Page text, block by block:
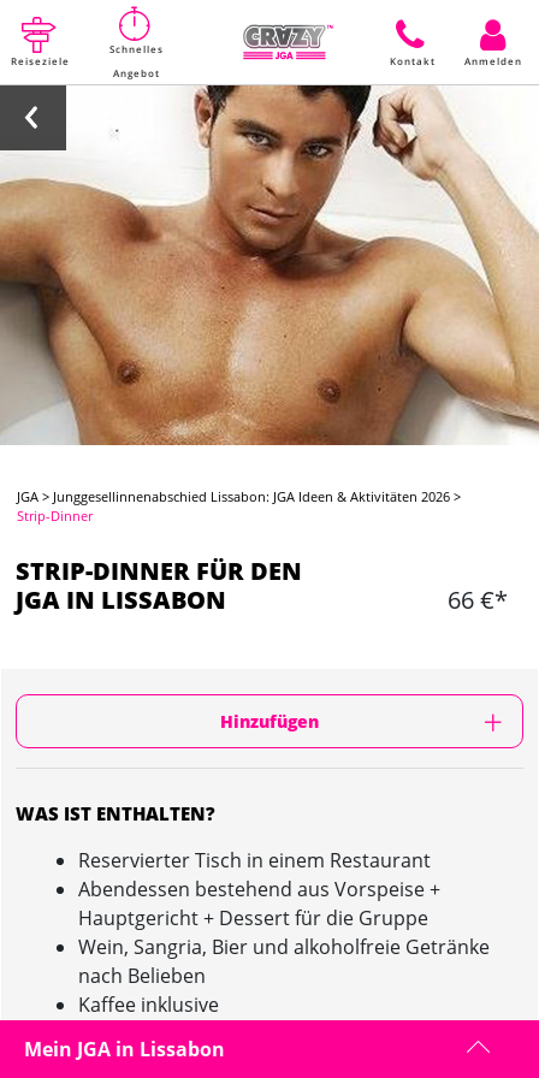
Reiseziele
Schnelles
Angebot
Kontakt Anmelden
JGA > Junggesellinnenabschied Lissabon: JGA Ideen & Aktivitäten 2026 >
Strip-Dinner
STRIP-DINNER FÜR DEN
JGA IN LISSABON
66 €*
Hinzufügen
WAS IST ENTHALTEN?
Reservierter Tisch in einem Restaurant
Abendessen bestehend aus Vorspeise +
Hauptgericht + Dessert für die Gruppe
Wein, Sangria, Bier und alkoholfreie Getränke
nach Belieben
Kaffee inklusive
hervorragenden Stripper am Ende der Mahlzeit
Mein JGA in Lissabon